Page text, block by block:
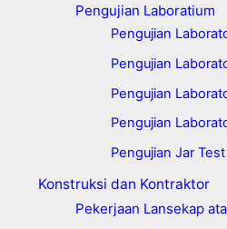
Pengujian Laboratium
Pengujian
Pengujian
Pengujian
Pengujian
Pengujian Jar
Konstruksi dan Kontraktor
Pekerjaan Lansekap